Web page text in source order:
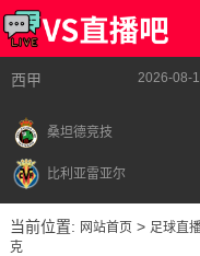
西甲 2026-08-
桑坦德竞技
比利亚雷亚尔
当前位置: 网站首页> 足球直
克